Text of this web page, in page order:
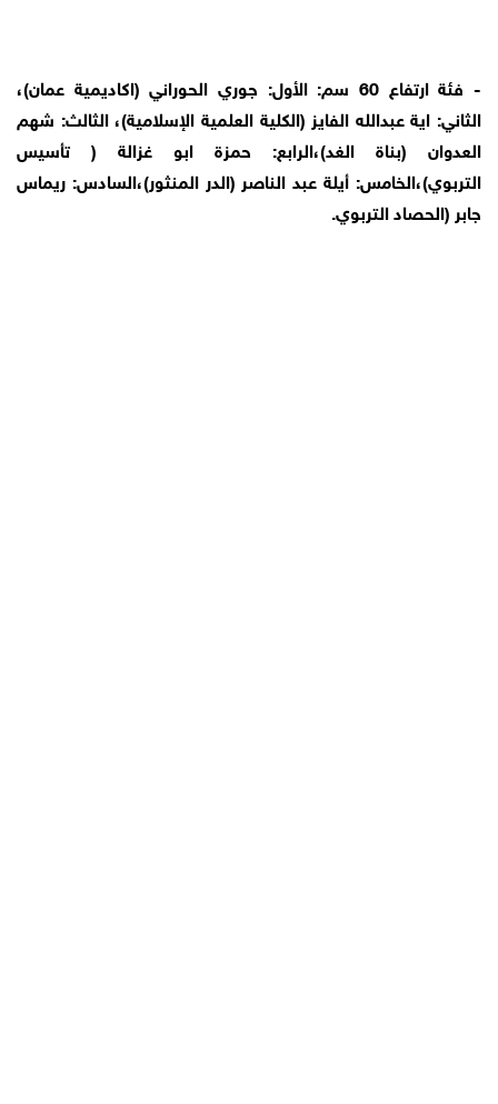
- فئة ارتفاع 60 سم: الأول: جوري الحوراني (اكاديمية عمان)،
الثاني: اية عبدالله الفايز (الكلية العلمية الإسلامية)، الثالث: شهم
العدوان (بناة الغد)،الرابع: حمزة ابو غزالة ( تأسيس
التربوي)،الخامس: أيلة عبد الناصر (الدر المنثور)،السادس: ريماس
جابر (الحصاد التربوي.